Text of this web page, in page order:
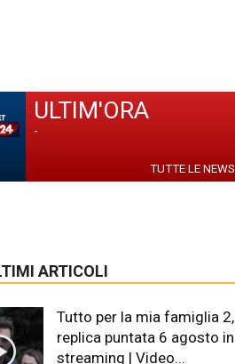
ULTIM'ORA
-
TUTTE LE NEWS
ARTICOLI
Tutto per la mia famiglia 2,
replica puntata 6 agosto in
streaming | Video...